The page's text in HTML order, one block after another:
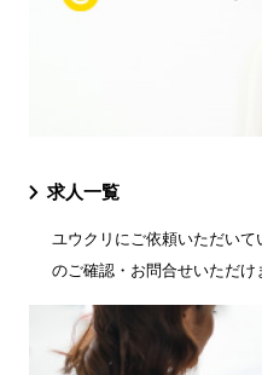
求人一覧
ユウクリにご依頼いただい
のご確認・お問合せいただけ